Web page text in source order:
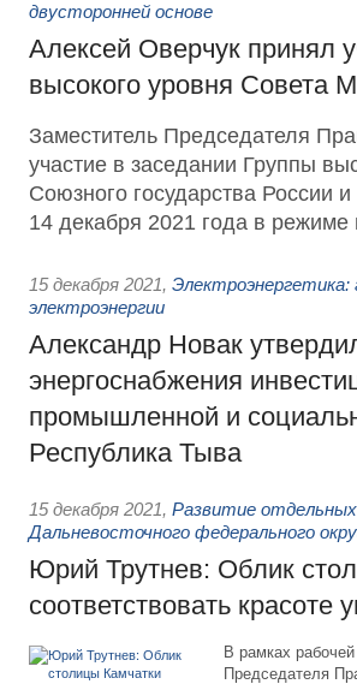
двусторонней основе
Алексей Оверчук принял
высокого уровня Совета
Заместитель Председателя
участие в заседании Группы
Союзного государства России
14 декабря 2021 года в
15 декабря 2021, Электроэнергетика:
электроэнергии
Александр Новак
энергоснабжения
промышленной и
Республика Тыва
15 декабря 2021, Развитие
Дальневосточного федерального
Юрий Трутнев: Облик
соответствовать
В рамках
Председателя